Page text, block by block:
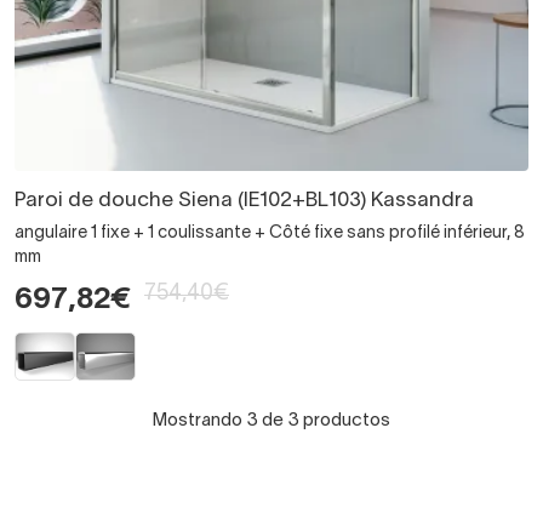
Paroi de douche Siena (IE102+BL103) Kassandra
angulaire 1 fixe + 1 coulissante + Côté fixe sans profilé inférieur, 8
mm
697,82€ 754,40€
Mostrando 3 de 3 productos